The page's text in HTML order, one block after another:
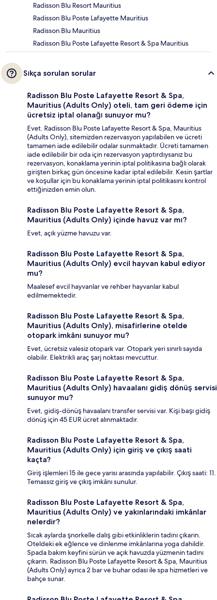
Radisson Blu Resort Mauritius
Radisson Blu Poste Lafayette Mauritius
Radisson Blu Mauritius
Radisson Blu Poste Lafayette Resort & Spa Mauritius
Sıkça sorulan sorular
Radisson Blu Poste Lafayette Resort & Spa,
Mauritius (Adults Only) oteli, tam geri ödeme için
ücretsiz iptal olanağı sunuyor mu?
Evet. Radisson Blu Poste Lafayette Resort & Spa, Mauritius
(Adults Only), sitemizden rezervasyon yapılabilen ve ücreti
tamamen iade edilebilir odalar sunmaktadır. Ücreti tamamen
iade edilebilir bir oda için rezervasyon yaptırdıysanız bu
rezervasyon, konaklama yerinin iptal politikasına bağlı olarak
girişten birkaç gün öncesine kadar iptal edilebilir. Kesin şartlar
ve koşullar için bu konaklama yerinin iptal politikasını kontrol
ettiğinizden emin olun.
Radisson Blu Poste Lafayette Resort & Spa,
Mauritius (Adults Only) içinde havuz var mı?
Evet, açık yüzme havuzu var.
Radisson Blu Poste Lafayette Resort & Spa,
Mauritius (Adults Only) evcil hayvan kabul ediyor
mu?
Maalesef evcil hayvanlar ve rehber hayvanlar kabul
edilmemektedir.
Radisson Blu Poste Lafayette Resort & Spa,
Mauritius (Adults Only), misafirlerine otelde
otopark imkânı sunuyor mu?
Evet, ücretsiz valesiz otopark var. Otopark yeri sınırlı sayıda
olabilir. Elektrikli araç şarj noktası mevcuttur.
Radisson Blu Poste Lafayette Resort & Spa,
Mauritius (Adults Only) havaalanı gidiş dönüş servisi
sunuyor mu?
Evet, gidiş-dönüş havaalanı transfer servisi var. Kişi başı gidiş
dönüş için 45 EUR ücret alınmaktadır.
Radisson Blu Poste Lafayette Resort & Spa,
Mauritius (Adults Only) için giriş ve çıkış saati
kaçta?
Giriş işlemleri 15 ile gece yarısı arasında yapılabilir. Çıkış saati: 11.
Temassız giriş ve çıkış imkânı sunulur.
Radisson Blu Poste Lafayette Resort & Spa,
Mauritius (Adults Only) ve yakınlarındaki imkânlar
nelerdir?
Sıcak aylarda şnorkelle dalış gibi etkinliklerin tadını çıkarın.
Oteldeki ek eğlence ve dinlenme imkânlarına yoga dahildir.
Spada bakım keyfini sürün ve açık havuzda yüzmenin tadını
çıkarın. Radisson Blu Poste Lafayette Resort & Spa, Mauritius
(Adults Only) ayrıca 2 bar ve buhar odası ile spa hizmetleri ve
bahçe sunar.